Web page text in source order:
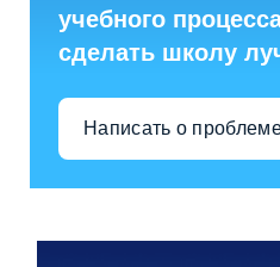
учебного
сделать школу
Написать о